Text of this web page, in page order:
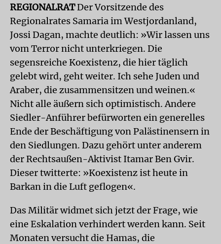
REGIONALRATDer Vorsitzende des
Regionalrates Samaria im Westjordanland,
Jossi Dagan, machte deutlich: »Wir lassen uns
vom Terror nicht unterkriegen. Die
segensreiche Koexistenz, die hier täglich
gelebt wird, geht weiter. Ich sehe Juden und
Araber, die zusammensitzen und weinen.«
Nicht alle äußern sich optimistisch. Andere
Siedler-Anführer befürworten ein generelles
Ende der Beschäftigung von Palästinensern in
den Siedlungen. Dazu gehört unter anderem
der Rechtsaußen-Aktivist Itamar Ben Gvir.
Dieser twitterte: »Koexistenz ist heute in
Barkan in die Luft geflogen«.
Das Militär widmet sich jetzt der Frage, wie
eine Eskalation verhindert werden kann. Seit
Monaten versucht die Hamas, die